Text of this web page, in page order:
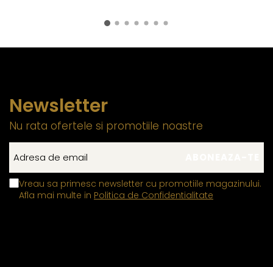
Newsletter
Nu rata ofertele si promotiile noastre
Vreau sa primesc newsletter cu promotiile magazinului.
Afla mai multe in Politica de Confidentialitate